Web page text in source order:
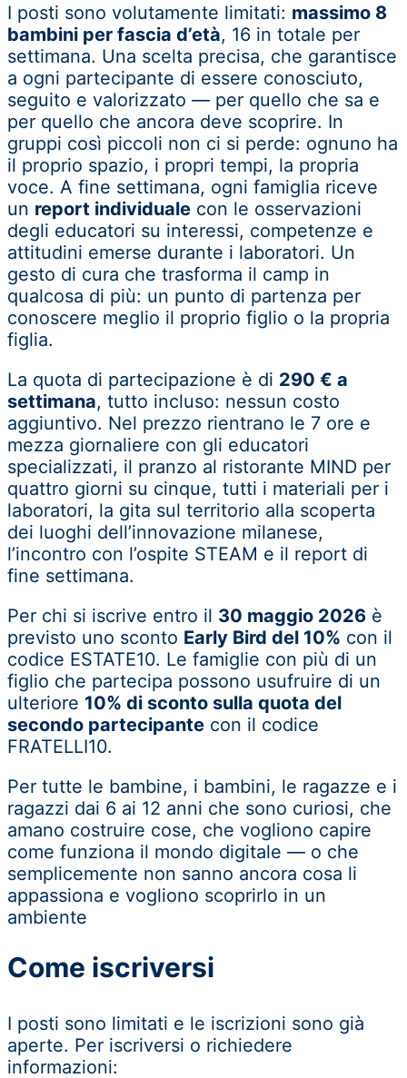
I posti sono volutamente limitati: massimo 8
bambini per fascia d’età, 16 in totale per
settimana. Una scelta precisa, che garantisce
a ogni partecipante di essere conosciuto,
seguito e valorizzato — per quello che sa e
per quello che ancora deve scoprire. In
gruppi così piccoli non ci si perde: ognuno ha
il proprio spazio, i propri tempi, la propria
voce. A fine settimana, ogni famiglia riceve
un report individuale con le osservazioni
degli educatori su interessi, competenze e
attitudini emerse durante i laboratori. Un
gesto di cura che trasforma il camp in
qualcosa di più: un punto di partenza per
conoscere meglio il proprio figlio o la propria
figlia.
La quota di partecipazione è di 290 € a
settimana, tutto incluso: nessun costo
aggiuntivo. Nel prezzo rientrano le 7 ore e
mezza giornaliere con gli educatori
specializzati, il pranzo al ristorante MIND per
quattro giorni su cinque, tutti i materiali per i
laboratori, la gita sul territorio alla scoperta
dei luoghi dell’innovazione milanese,
l’incontro con l’ospite STEAM e il report di
fine settimana.
Per chi si iscrive entro il 30 maggio 2026 è
previsto uno sconto Early Bird del 10% con il
codice ESTATE10. Le famiglie con più di un
figlio che partecipa possono usufruire di un
ulteriore 10% di sconto sulla quota del
secondo partecipante con il codice
FRATELLI10.
Per tutte le bambine, i bambini, le ragazze e i
ragazzi dai 6 ai 12 anni che sono curiosi, che
amano costruire cose, che vogliono capire
come funziona il mondo digitale — o che
semplicemente non sanno ancora cosa li
appassiona e vogliono scoprirlo in un
ambiente
Come iscriversi
I posti sono limitati e le iscrizioni sono già
aperte. Per iscriversi o richiedere
informazioni: